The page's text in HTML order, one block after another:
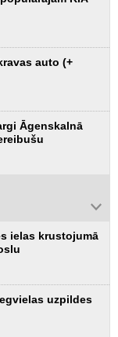
auto (+
Āgenskalnā
ielas krustojumā
uzpildes